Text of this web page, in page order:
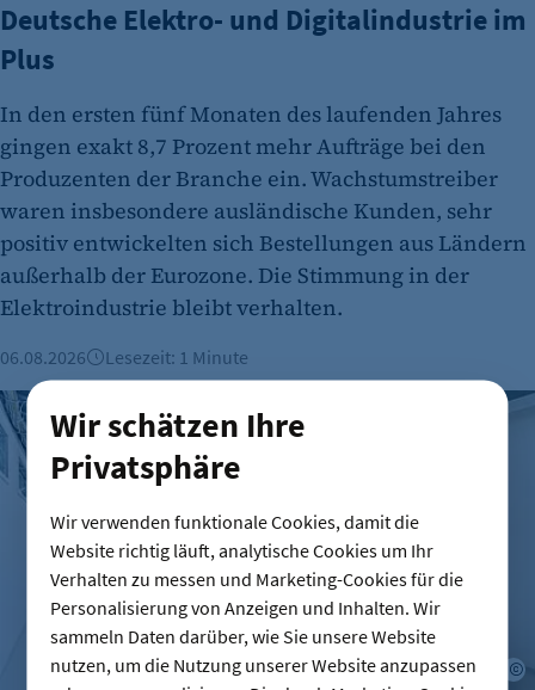
Wir schätzen Ihre
Privatsphäre
Wir verwenden funktionale Cookies, damit die
Website richtig läuft, analytische Cookies um Ihr
Verhalten zu messen und Marketing-Cookies für die
Personalisierung von Anzeigen und Inhalten. Wir
sammeln Daten darüber, wie Sie unsere Website
nutzen, um die Nutzung unserer Website anzupassen
Deutsche Elektro- und Digitalindustrie im
Plus
In den ersten fünf Monaten des laufenden Jahres
gingen exakt 8,7 Prozent mehr Aufträge bei den
Produzenten der Branche ein. Wachstumstreiber
waren insbesondere ausländische Kunden, sehr
positiv entwickelten sich Bestellungen aus Ländern
außerhalb der Eurozone. Die Stimmung in der
Elektroindustrie bleibt verhalten.
06.08.2026 Lesezeit: 1 Minute
Büroimmobilien Berlin: Starkes Wachstum im ersten